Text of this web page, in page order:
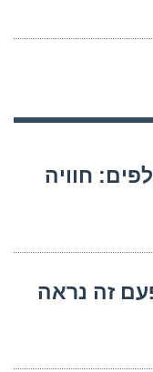
חוויה
זה נראה